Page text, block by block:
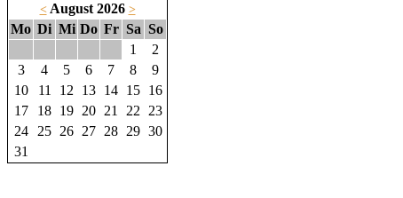
<August 2026 >
Mo Di Mi Do Fr Sa So
1
2
3
4 5 6 7 8
9
10
11 12 13 14 15 16
17
18 19 20 21 22
23
24
25 26 27 28 29 30
31